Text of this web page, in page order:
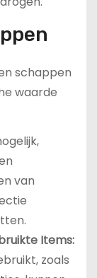
schappen
waarde
van
Items:
zoals